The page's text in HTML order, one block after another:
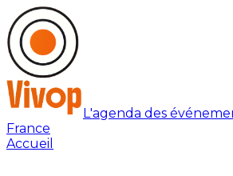
L'agenda des
France
Accueil